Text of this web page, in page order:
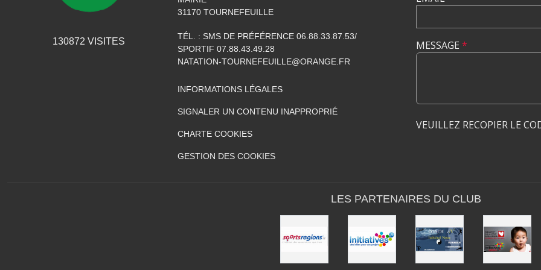
130872 VISITES
31170 TOURNEFEUILLE
TÉL. : SMS DE PRÉFÉRENCE 06.88.33.87.53/
SPORTIF 07.88.43.49.28
NATATION-TOURNEFEUILLE@ORANGE.FR
INFORMATIONS LÉGALES
SIGNALER UN CONTENU INAPPROPRIÉ
CHARTE COOKIES
GESTION DES COOKIES
MESSAGE *
VEUILLEZ RECOPIER LE
LES PARTENAIRES DU CLUB